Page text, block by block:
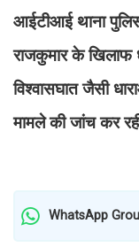
आईटीआई थाना पुलिस
राजकुमार के खिलाफ
विश्वासघात जैसी
मामले की जांच कर
WhatsApp